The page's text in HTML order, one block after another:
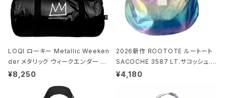
LOQI ローキー Metallic Weeken
der メタリック ウィークエンダー ボ
ストンバッグ ショルダーバッグ JEAN
ck ジャン=ミッシェル・バスキア/クラ
¥8,250
2026新作 ROOTOTE ルートート
SACOCHE 3587 LT.サコッシュ.ル
ミエ-B ショルダーバッグ グロスネイ
¥4,180